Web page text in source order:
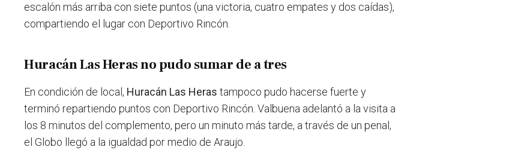
escalón más arriba con siete puntos (una victoria, cuatro empates y dos caídas),
compartiendo el lugar con Deportivo Rincón.
Huracán Las Heras no pudo sumar de a tres
En condición de local, Huracán Las Heras tampoco pudo hacerse fuerte y
terminó repartiendo puntos con Deportivo Rincón. Valbuena adelantó a la visita a
los 8 minutos del complemento, pero un minuto más tarde, a través de un penal,
el Globo llegó a la igualdad por medio de Araujo.